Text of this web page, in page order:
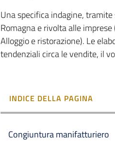
Una specifica indagine,
Romagna e rivolta alle
Alloggio e ristorazione). Le
tendenziali circa le vendite, il
INDICE DELLA PAGINA
Congiuntura manifatturiero